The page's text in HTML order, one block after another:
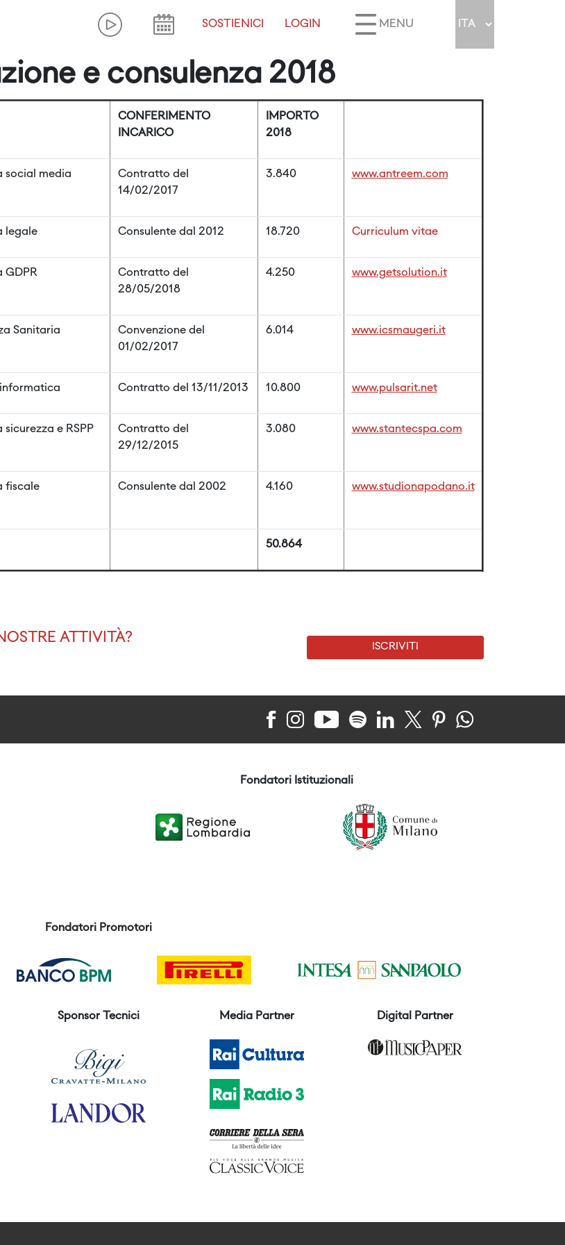
SOSTIENICI LOGIN MENU
e consulenza 2018
CONFERIMENTO
INCARICO
IMPORTO
2018
social media
Contratto del
14/02/2017
3.840 www.antreem.com
legale Consulente dal 2012 18.720 Curriculum vitae
GDPR
Contratto del
28/05/2018
4.250 www.getsolution.it
Sanitaria
Convenzione del
01/02/2017
6.014 www.icsmaugeri.it
Contratto del 13/11/2013 10.800 www.pulsarit.net
sicurezza e RSPP
Contratto del
29/12/2015
3.080 www.stantecspa.com
fiscale Consulente dal 2002 4.160 www.studionapodano.it
50.864
ATTIVITÀ?
ISCRIVITI
Fondatori Istituzionali
Fondatori Promotori
Sponsor Tecnici Media Partner Digital Partner